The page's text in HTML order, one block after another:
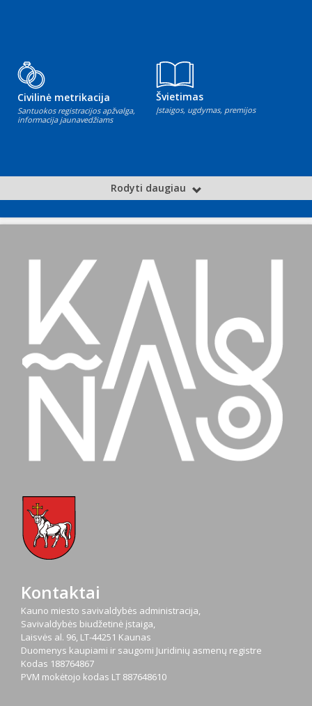
Civilinė metrikacija
Santuokos registracijos apžvalga,
informacija jaunavedžiams
Švietimas
Įstaigos, ugdymas, premijos
Rodyti daugiau
Kontaktai
Kauno miesto savivaldybės administracija,
Savivaldybės biudžetinė įstaiga,
Laisvės al. 96, LT-44251 Kaunas
Duomenys kaupiami ir saugomi Juridinių asmenų registre
Kodas 188764867
PVM mokėtojo kodas LT 887648610